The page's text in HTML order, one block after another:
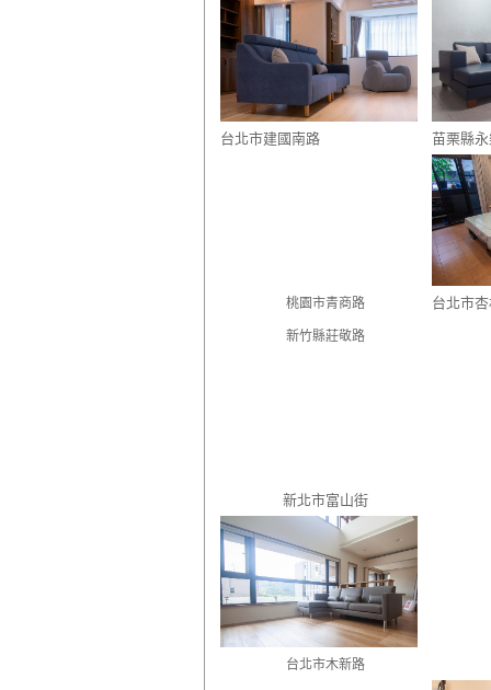
台北市建國南路 苗栗縣
桃園市青商路 台北市
新竹縣莊敬路
新北市富山街
台北市木新路